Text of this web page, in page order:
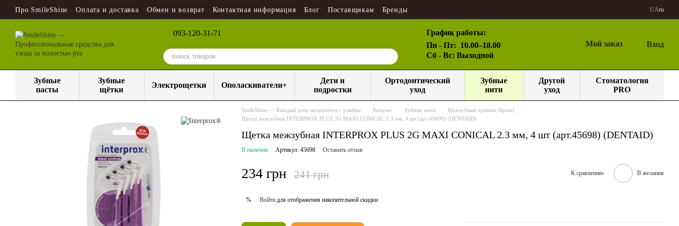
Перейти к основному контенту
Про SmileShine Оплата и доставка Обмен и возврат Контактная информация Блог Поставщикам Бренды UAru
093-120-31-71
График работы:
Пн - Пт: 10.00–18.00
Сб - Вс: Выходной
Мой заказ Вход
Зубные
пасты
Зубные
щётки
Электрощетки Ополаскиватели+
Дети и
подростки
Ортодонтический
уход
Зубные
нити
Другой
уход
Стоматология
PRO
SmileShine — Каждый день начинается с улыбки Каталог Зубные нити
Межзубные ершики (Браш)
Щетка межзубная INTERPROX PLUS 2G MAXI CONICAL 2.3 мм, 4 шт (арт.45698) (DENTAID)
Щетка межзубная INTERPROX PLUS 2G MAXI CONICAL 2.3 мм, 4 шт (арт.45698) (DENTAID)
В наличии Артикул: 45698 Оставить отзыв
234 грн 241 грн К сравнению В желания
% Войти для отображения накопительной скидки